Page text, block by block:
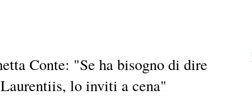
Conte: "Se ha bisogno di dire
lo inviti a cena"